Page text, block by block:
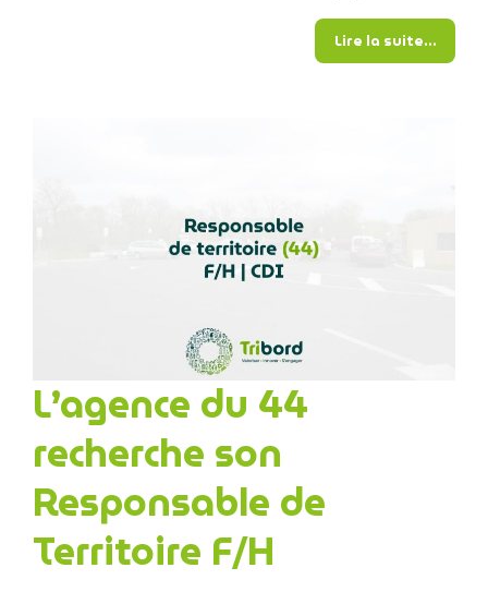
Lire la suite…from
L’agence du 44
recherche son
Responsable de
Territoire F/H